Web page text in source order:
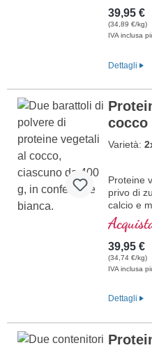
39,95 €
(34,89 €/kg)
IVA inclusa
Dettagli
cocco
Varietà:
Proteine
privo di
calcio e
39,95 €
(34,74 €/kg)
IVA inclusa
Dettagli